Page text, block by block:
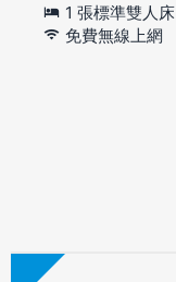
1 張標準雙人床
免費無線上網